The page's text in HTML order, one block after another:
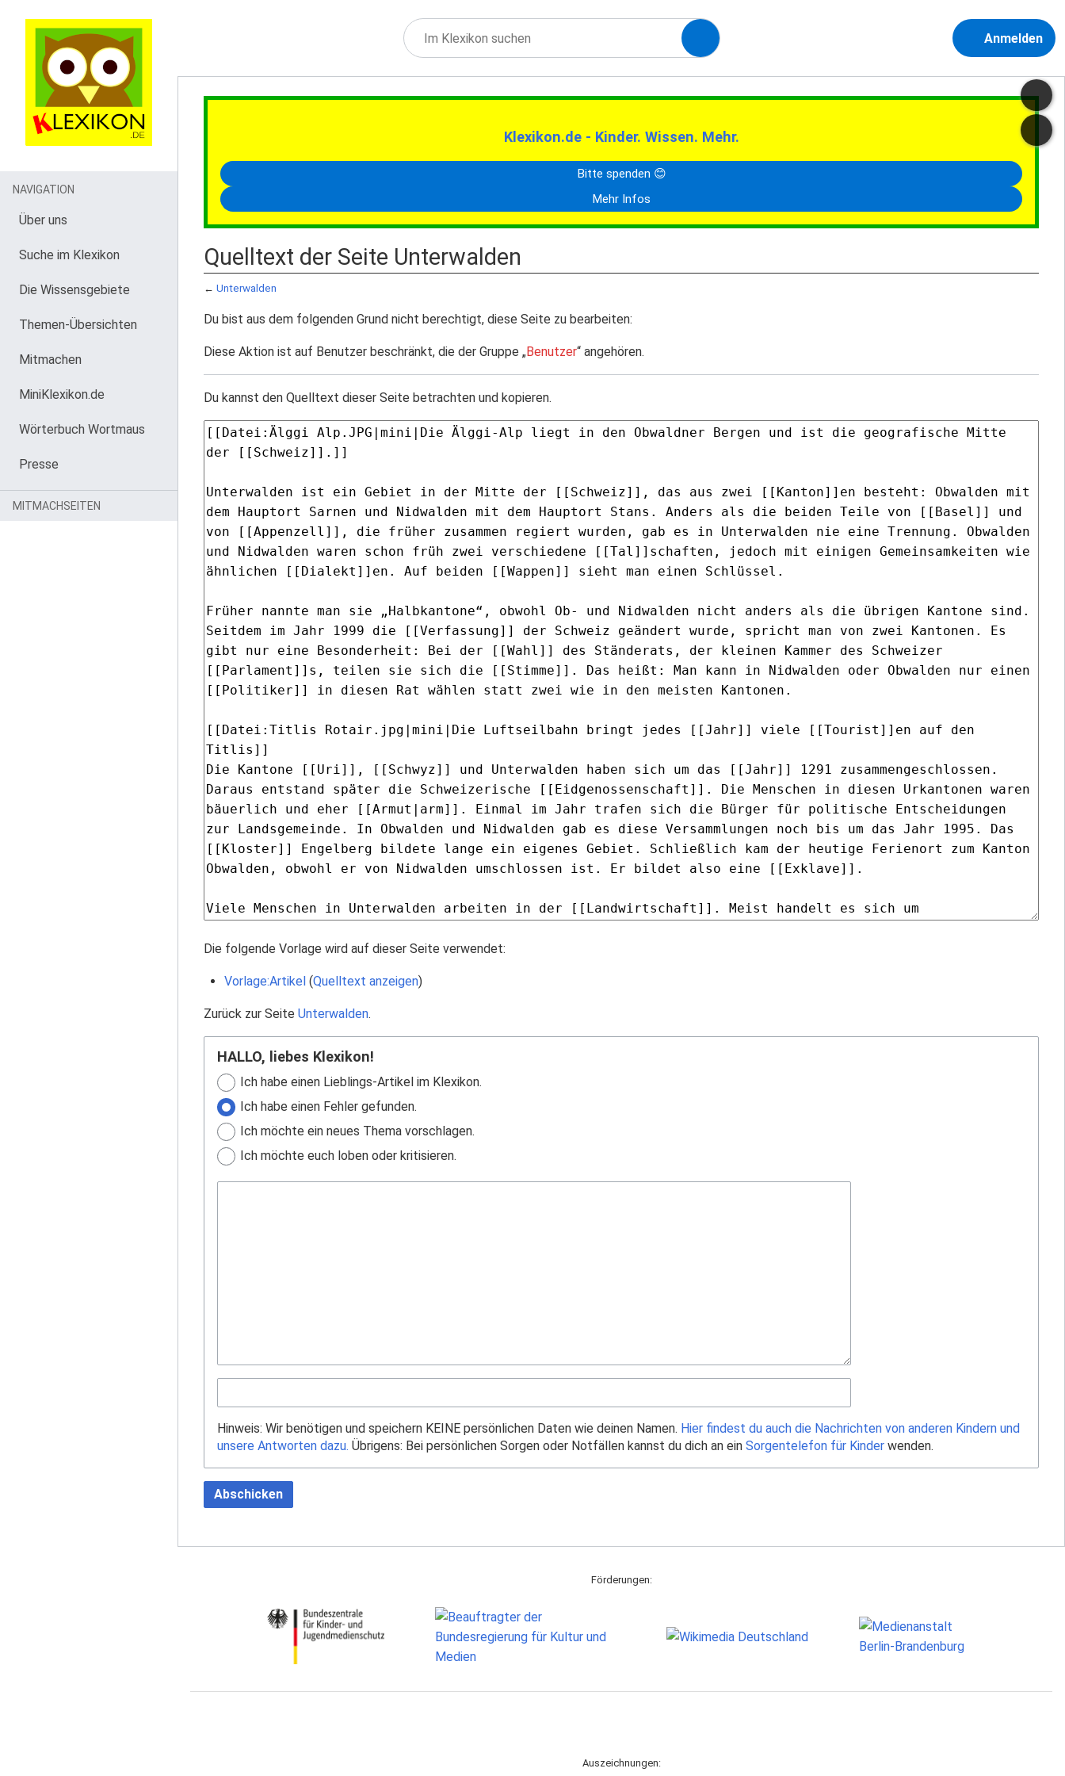
Anmelden
Klexikon.de - Kinder. Wissen. Mehr.
Bitte spenden 😊
Mehr Infos
Quelltext der Seite Unterwalden
← Unterwalden
Du bist aus dem folgenden Grund nicht berechtigt, diese Seite zu bearbeiten:
Diese Aktion ist auf Benutzer beschränkt, die der Gruppe „Benutzer“ angehören.
Du kannst den Quelltext dieser Seite betrachten und kopieren.
Die folgende Vorlage wird auf dieser Seite verwendet:
Vorlage:Artikel(Quelltext anzeigen)
Zurück zur Seite Unterwalden.
HALLO, liebes Klexikon!
Ich habe einen Lieblings-Artikel im Klexikon.
Ich habe einen Fehler gefunden.
Ich möchte ein neues Thema vorschlagen.
Ich möchte euch loben oder kritisieren.
Hinweis: Wir benötigen und speichern KEINE persönlichen Daten wie deinen Namen. Hier findest du auch die Nachrichten von anderen Kindern und
unsere Antworten dazu. Übrigens: Bei persönlichen Sorgen oder Notfällen kannst du dich an ein Sorgentelefon für Kinder wenden.
Abschicken
NAVIGATION
Über uns
Suche im Klexikon
Die Wissensgebiete
Themen-Übersichten
Mitmachen
MiniKlexikon.de
Wörterbuch Wortmaus
Presse
MITMACHSEITEN
Förderungen:
Auszeichnungen: